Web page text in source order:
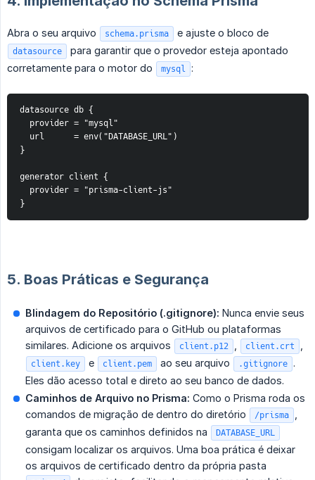
Abra o seu arquivo schema.prisma e ajuste o bloco de
datasource
para garantir que o provedor esteja apontado
corretamente para o motor do
mysql :
datasource db {
  provider = "mysql"
  url      = env("DATABASE_URL")
}
generator client {
  provider = "prisma-client-js"
}
5. Boas Práticas e Segurança
Blindagem do Repositório (.gitignore): Nunca envie seus
arquivos de certificado para o GitHub ou plataformas
similares. Adicione os arquivos
client.p12 client.crt
client.key e client.pem ao seu arquivo .gitignore .
Eles dão acesso total e direto ao seu banco de dados.
Caminhos de Arquivo no Prisma: Como o Prisma roda os
comandos de migração de dentro do diretório
/prisma
garanta que os caminhos definidos na
DATABASE_URL
consigam localizar os arquivos. Uma boa prática é deixar
os arquivos de certificado dentro da própria pasta